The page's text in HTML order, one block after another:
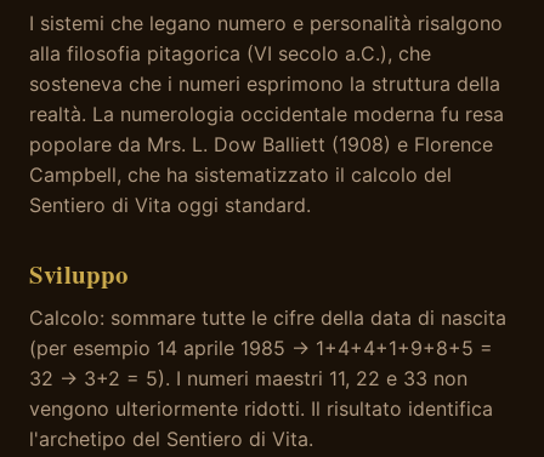
I sistemi che legano numero e personalità risalgono
alla filosofia pitagorica (VI secolo a.C.), che
sosteneva che i numeri esprimono la struttura della
realtà. La numerologia occidentale moderna fu resa
popolare da Mrs. L. Dow Balliett (1908) e Florence
Campbell, che ha sistematizzato il calcolo del
Sentiero di Vita oggi standard.
Sviluppo
Calcolo: sommare tutte le cifre della data di nascita
(per esempio 14 aprile 1985 → 1+4+4+1+9+8+5 =
32 → 3+2 = 5). I numeri maestri 11, 22 e 33 non
vengono ulteriormente ridotti. Il risultato identifica
l'archetipo del Sentiero di Vita.